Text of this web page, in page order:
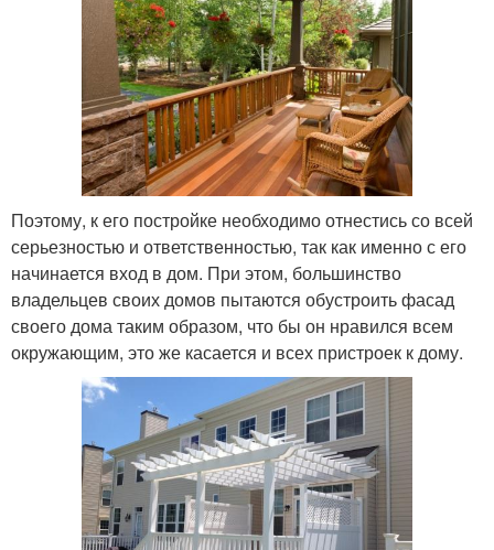
Поэтому, к его постройке необходимо отнестись со всей
серьезностью и ответственностью, так как именно с его
начинается вход в дом. При этом, большинство
владельцев своих домов пытаются обустроить фасад
своего дома таким образом, что бы он нравился всем
окружающим, это же касается и всех пристроек к дому.